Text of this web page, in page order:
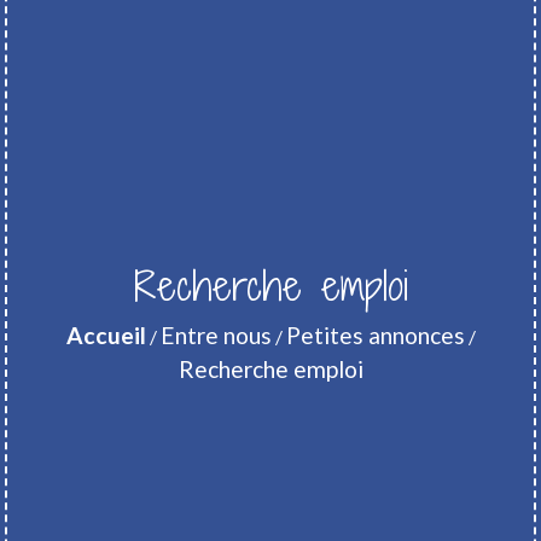
Recherche emploi
Accueil / Entre nous / Petites annonces /
Recherche emploi